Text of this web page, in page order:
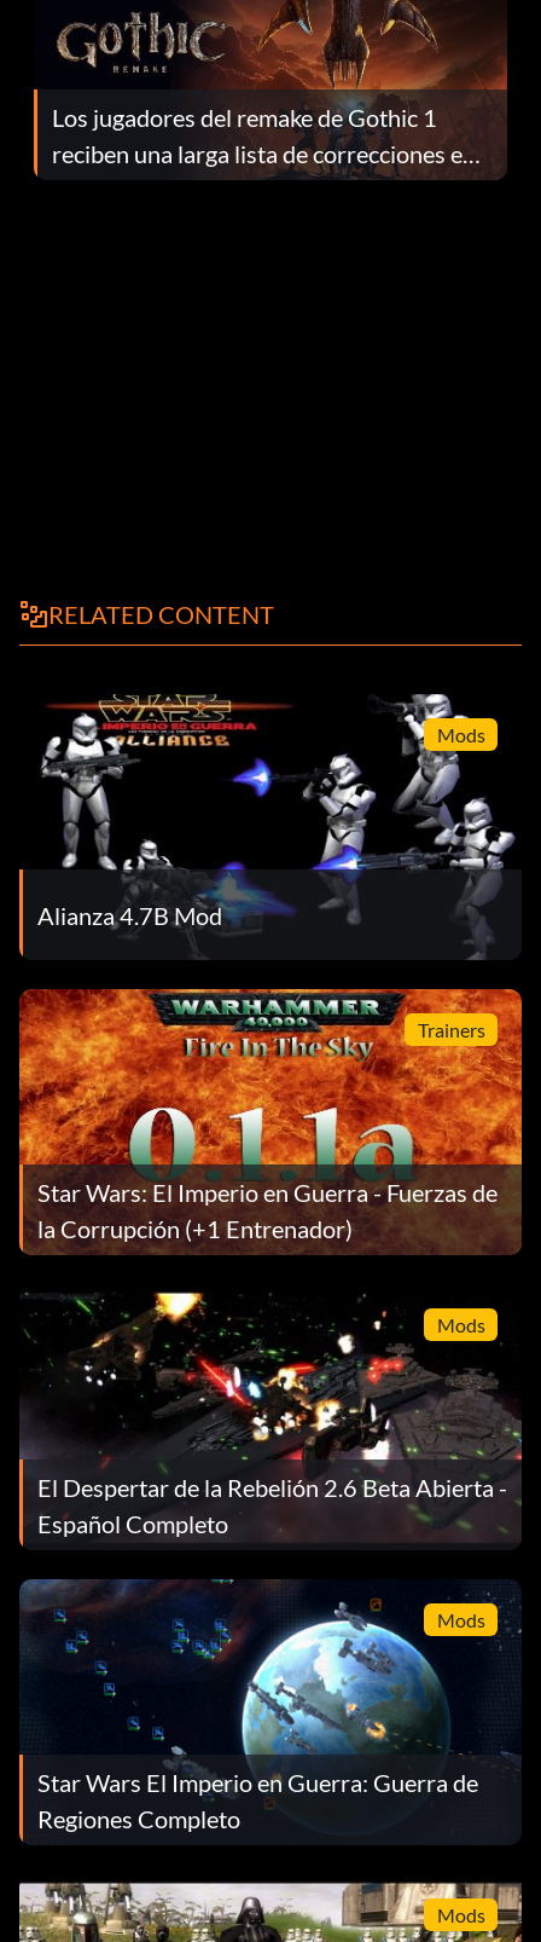
Los jugadores del remake de Gothic 1
reciben una larga lista de correcciones en
el parche 1.0.4
RELATED CONTENT
Mods
Alianza 4.7B Mod
Trainers
Star Wars: El Imperio en Guerra - Fuerzas de
la Corrupción (+1 Entrenador)
Mods
El Despertar de la Rebelión 2.6 Beta Abierta -
Español Completo
Mods
Star Wars El Imperio en Guerra: Guerra de
Regiones Completo
Mods